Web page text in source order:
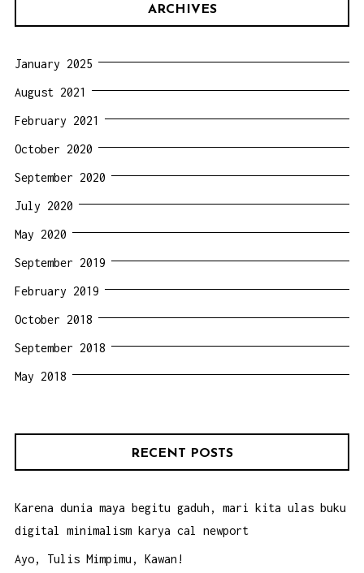
ARCHIVES
January 2025
August 2021
February 2021
October 2020
September 2020
July 2020
May 2020
September 2019
February 2019
October 2018
September 2018
May 2018
RECENT POSTS
Karena dunia maya begitu gaduh, mari kita ulas buku
digital minimalism karya cal newport
Ayo, Tulis Mimpimu, Kawan!